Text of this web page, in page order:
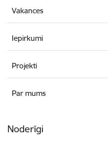
Vakances
Iepirkumi
Projekti
Par mums
Noderīgi